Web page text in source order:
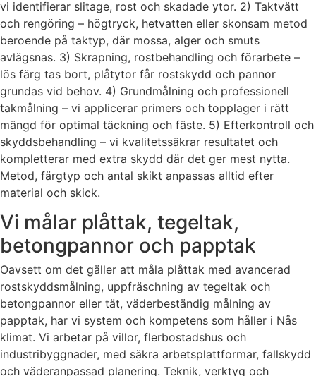
vi identifierar slitage, rost och skadade ytor. 2) Taktvätt
och rengöring – högtryck, hetvatten eller skonsam metod
beroende på taktyp, där mossa, alger och smuts
avlägsnas. 3) Skrapning, rostbehandling och förarbete –
lös färg tas bort, plåtytor får rostskydd och pannor
grundas vid behov. 4) Grundmålning och professionell
takmålning – vi applicerar primers och topplager i rätt
mängd för optimal täckning och fäste. 5) Efterkontroll och
skyddsbehandling – vi kvalitetssäkrar resultatet och
kompletterar med extra skydd där det ger mest nytta.
Metod, färgtyp och antal skikt anpassas alltid efter
material och skick.
Vi målar plåttak, tegeltak,
betongpannor och papptak
Oavsett om det gäller att måla plåttak med avancerad
rostskyddsmålning, uppfräschning av tegeltak och
betongpannor eller tät, väderbeständig målning av
papptak, har vi system och kompetens som håller i Nås
klimat. Vi arbetar på villor, flerbostadshus och
industribyggnader, med säkra arbetsplattformar, fallskydd
och väderanpassad planering. Teknik, verktyg och